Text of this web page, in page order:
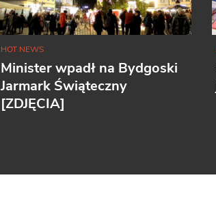
HOT NEWS
Minister wpadł na Bydgoski
Jarmark Świąteczny
[ZDJĘCIA]